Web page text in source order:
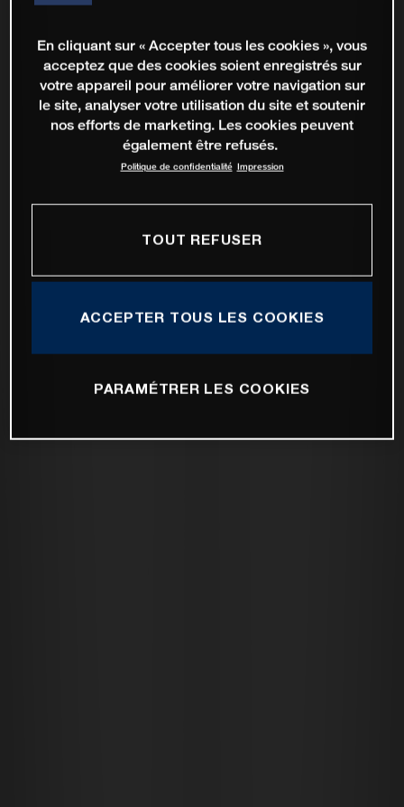
En cliquant sur « Accepter tous les cookies », vous
acceptez que des cookies soient enregistrés sur
votre appareil pour améliorer votre navigation sur
le site, analyser votre utilisation du site et soutenir
nos efforts de marketing. Les cookies peuvent
également être refusés.
Politique de confidentialité Impression
TOUT REFUSER
ACCEPTER TOUS LES COOKIES
PARAMÉTRER LES COOKIES